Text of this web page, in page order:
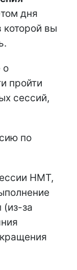
дня
которой вы
о
пройти
сессий,
по
НМТ,
(из-за